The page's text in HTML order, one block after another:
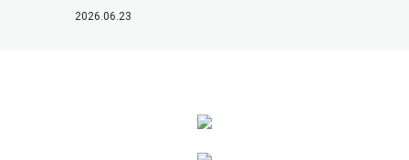
2026.06.23